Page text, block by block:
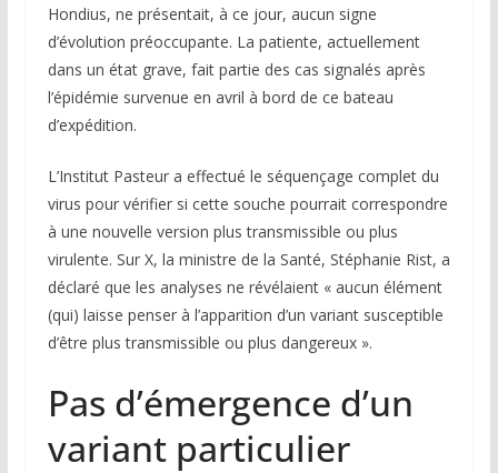
Hondius, ne présentait, à ce jour, aucun signe
d’évolution préoccupante. La patiente, actuellement
dans un état grave, fait partie des cas signalés après
l’épidémie survenue en avril à bord de ce bateau
d’expédition.
L’Institut Pasteur a effectué le séquençage complet du
virus pour vérifier si cette souche pourrait correspondre
à une nouvelle version plus transmissible ou plus
virulente. Sur X, la ministre de la Santé, Stéphanie Rist, a
déclaré que les analyses ne révélaient « aucun élément
(qui) laisse penser à l’apparition d’un variant susceptible
d’être plus transmissible ou plus dangereux ».
Pas d’émergence d’un
variant particulier